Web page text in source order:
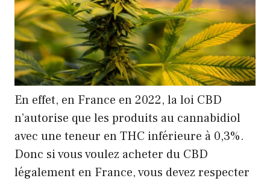
En effet, en France en 2022, la loi CBD
n’autorise que les produits au cannabidiol
avec une teneur en THC inférieure à 0,3%.
Donc si vous voulez acheter du CBD
légalement en France, vous devez respecter